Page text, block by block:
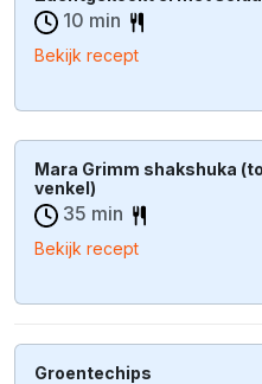
10 min
Bekijk recept
Mara Grimm shakshuka
venkel)
35 min
Bekijk recept
Groentechips